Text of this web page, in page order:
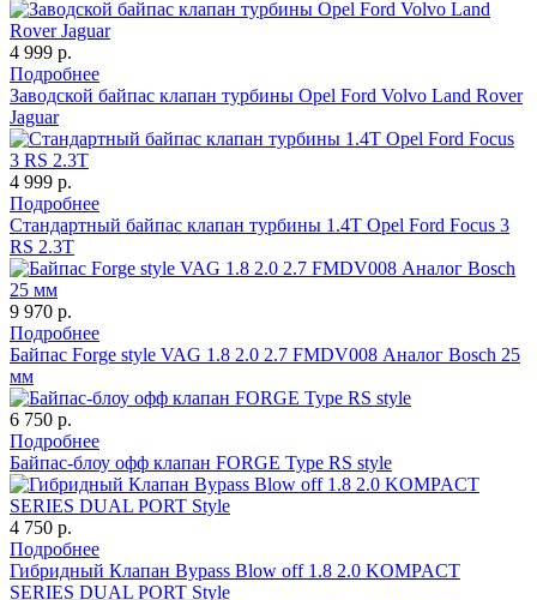
4 999 р.
Подробнее
Заводской байпас клапан турбины Opel Ford Volvo Land Rover
Jaguar
4 999 р.
Подробнее
Стандартный байпас клапан турбины 1.4T Opel Ford Focus 3
RS 2.3T
9 970 р.
Подробнее
Байпас Forge style VAG 1.8 2.0 2.7 FMDV008 Аналог Bosch 25
мм
6 750 р.
Подробнее
Байпас-блоу офф клапан FORGE Type RS style
4 750 р.
Подробнее
Гибридный Клапан Bypass Blow off 1.8 2.0 KOMPACT
SERIES DUAL PORT Style